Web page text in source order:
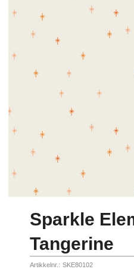
Sparkle
Tangerine
Artikkelnr.: SKE80102